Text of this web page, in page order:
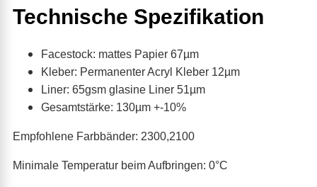
Technische Spezifikation
Facestock: mattes Papier 67µm
Kleber: Permanenter Acryl Kleber 12µm
Liner: 65gsm glasine Liner 51µm
Gesamtstärke: 130µm +-10%
Empfohlene Farbbänder: 2300,2100
Minimale Temperatur beim Aufbringen: 0°C